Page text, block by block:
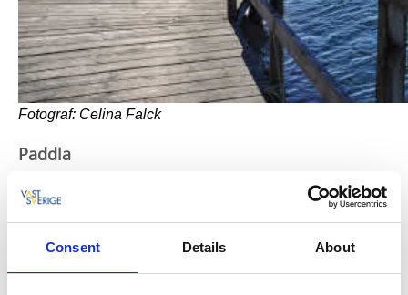
Consent Details About
Fotograf: Celina Falck
Paddla
Vattnet i och omkring Havstenssund är extremt klart och
närområdet anses av många som bäst i världen när det
äventyrspaket med eller utan logi med
Skärgårdsidyllen
Kayak & OutdoorellerMinto Tingvall. Du kan också testa